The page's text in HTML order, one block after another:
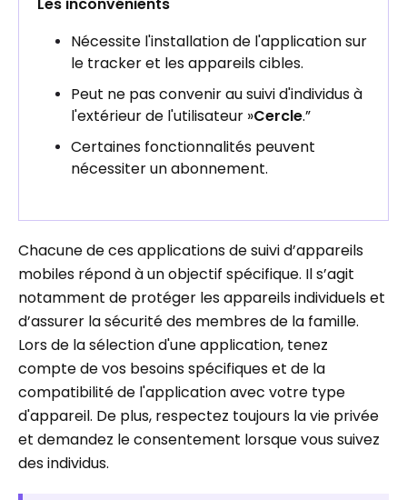
Nécessite l'installation de l'application sur
le tracker et les appareils cibles.
Peut ne pas convenir au suivi d'individus à
l'extérieur de l'utilisateur »Cercle.”
Certaines fonctionnalités peuvent
nécessiter un abonnement.
Chacune de ces applications de suivi d’appareils
mobiles répond à un objectif spécifique. Il s’agit
notamment de protéger les appareils individuels et
d’assurer la sécurité des membres de la famille.
Lors de la sélection d'une application, tenez
compte de vos besoins spécifiques et de la
compatibilité de l'application avec votre type
d'appareil. De plus, respectez toujours la vie privée
et demandez le consentement lorsque vous suivez
des individus.